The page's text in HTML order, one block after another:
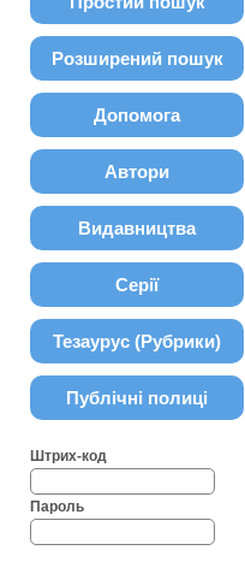
Розширений пошук
Допомога
Автори
Видавництва
Серії
Тезаурус (Рубрики)
Публічні полиці
Штрих-код
Пароль